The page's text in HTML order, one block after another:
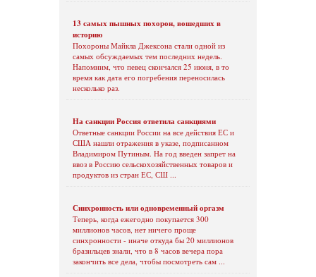
13 самых пышных похорон, вошедших в
историю
Похороны Майкла Джексона стали одной из
самых обсуждаемых тем последних недель.
Напомним, что певец скончался 25 июня, в то
время как дата его погребения переносилась
несколько раз.
На санкции Россия ответила санкциями
Ответные санкции России на все действия ЕС и
США нашли отражения в указе, подписанном
Владимиром Путиным. На год введен запрет на
ввоз в Россию сельскохозяйственных товаров и
продуктов из стран ЕС, СШ ...
Синхронность или одновременный оргазм
Теперь, когда ежегодно покупается 300
миллионов часов, нет ничего проще
синхронности - иначе откуда бы 20 миллионов
бразильцев знали, что в 8 часов вечера пора
закончить все дела, чтобы посмотреть сам ...